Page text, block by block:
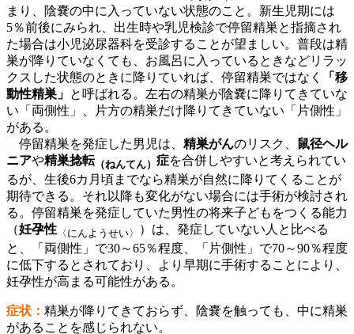
まり、陰嚢の中に入っていない状態のこと。新生児期には
5％前後にみられ、出生時や乳児検診で停留精巣と指摘され
た場合は小児泌尿器科を受診することが望ましい。普段は精
巣が降りていなくても、お風呂に入っているときなどリラッ
クスした状態のときに降りていれば、停留精巣ではなく
「移
動性精巣」 と呼ばれる。左右の精巣が陰嚢に降りてきていな
い「両側性」、片方の精巣だけ降りてきていない「片側性」
がある。
停留精巣を発症した男児は、 精巣がんのリスク、 鼠径ヘル
ニアや精巣捻転 （ねんてん） 症を合併しやすいと考えられてい
るが、生後6カ月頃までなら精巣が自然に降りてくることが
期待できる。それ以降も変化がない場合には手術が検討され
る。停留精巣を発症していた男性の将来子どもをつくる能力
（妊孕性〈にんようせい〉
）は、発症していない人と比べる
と、「両側性」で30～65％程度、「片側性」で70～90％程度
に低下するとされており、より早期に手術することにより、
妊孕性が高まる可能性がある。
症状： 精巣が降りてきておらず、陰嚢を触っても、中に精巣
があることを感じられない。